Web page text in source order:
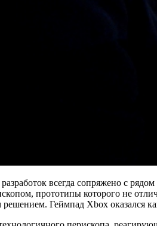
всегда сопряжено с
прототипы которого не
Геймпад Xbox оказался